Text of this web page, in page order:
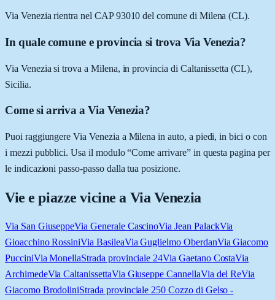
Via Venezia rientra nel CAP 93010 del comune di Milena (CL).
In quale comune e provincia si trova Via Venezia?
Via Venezia si trova a Milena, in provincia di Caltanissetta (CL),
Sicilia.
Come si arriva a Via Venezia?
Puoi raggiungere Via Venezia a Milena in auto, a piedi, in bici o con
i mezzi pubblici. Usa il modulo “Come arrivare” in questa pagina per
le indicazioni passo-passo dalla tua posizione.
Vie e piazze vicine a Via Venezia
Via San GiuseppeVia Generale CascinoVia Jean PalackVia
Gioacchino RossiniVia BasileaVia Guglielmo OberdanVia Giacomo
PucciniVia MonellaStrada provinciale 24Via Gaetano CostaVia
ArchimedeVia CaltanissettaVia Giuseppe CannellaVia del ReVia
Giacomo BrodoliniStrada provinciale 250 Cozzo di Gelso -